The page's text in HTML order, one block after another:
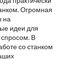
Огромная
на
идеи для
спросом. В
со станком